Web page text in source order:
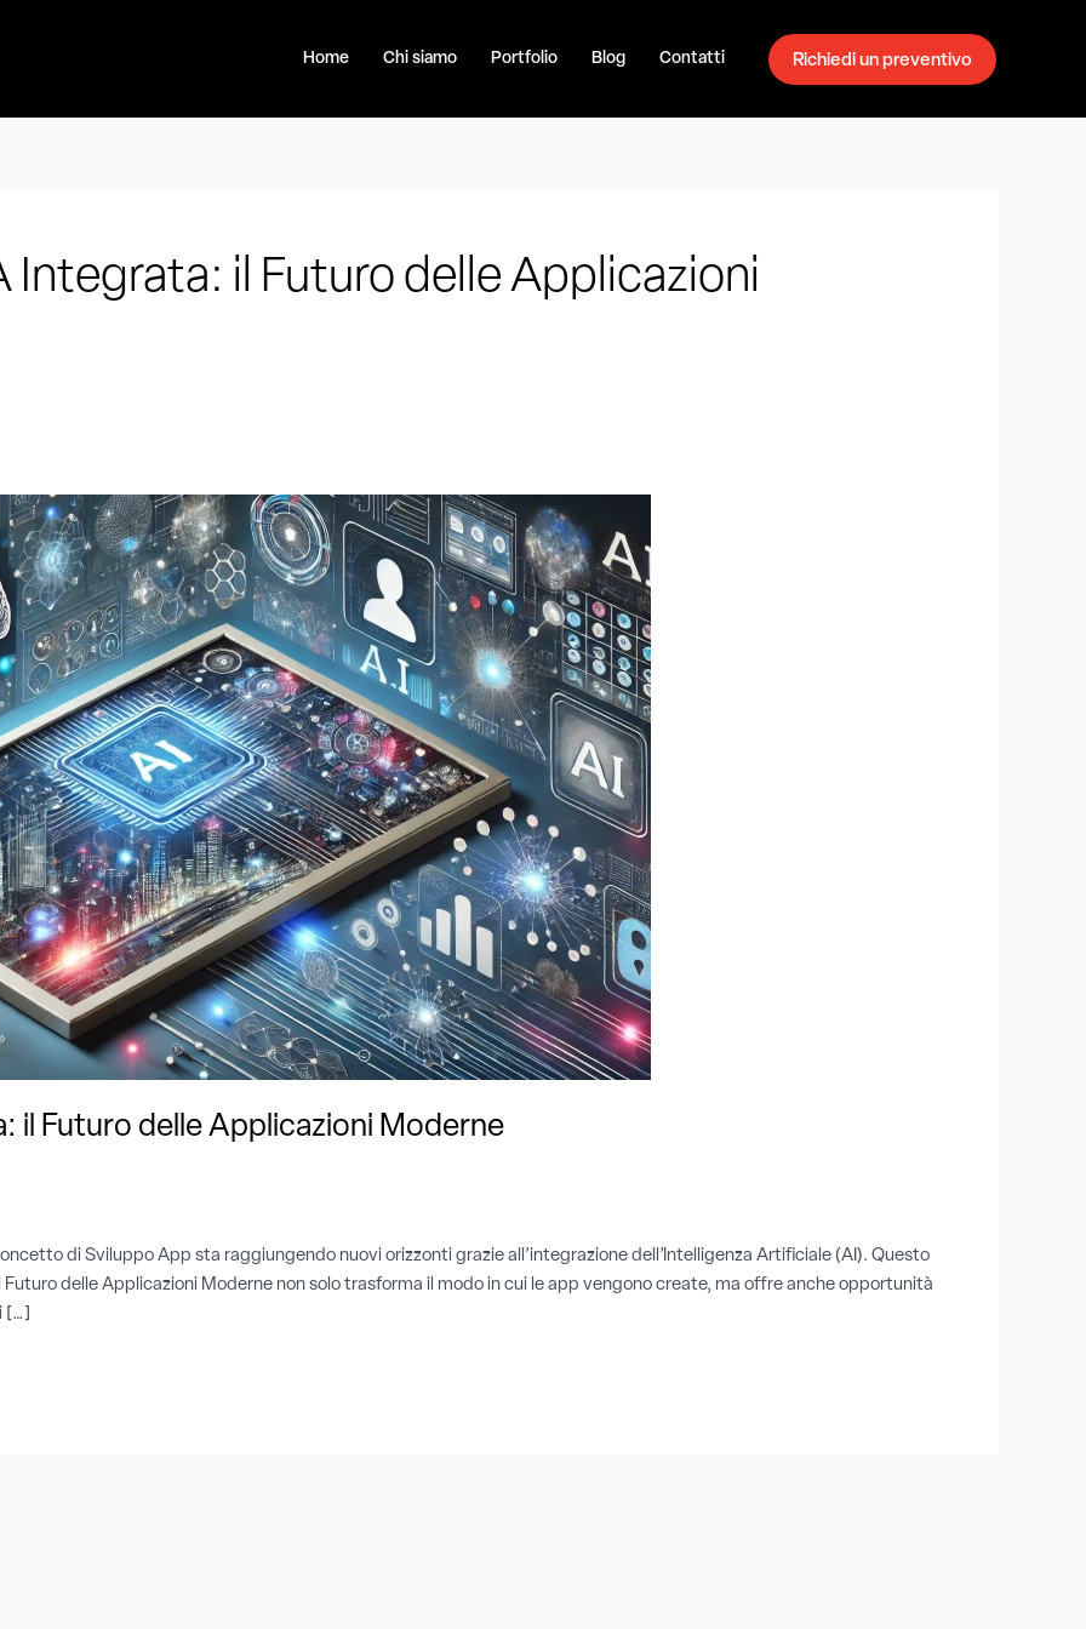
Home Chi siamo Portfolio Blog Contatti Richiedi un preventivo
Integrata: il Futuro delle Applicazioni
il Futuro delle Applicazioni Moderne
di Sviluppo App sta raggiungendo nuovi orizzonti grazie all’integrazione dell’Intelligenza Artificiale (AI). Questo
delle Applicazioni Moderne non solo trasforma il modo in cui le app vengono create, ma offre anche opportunità
[…]